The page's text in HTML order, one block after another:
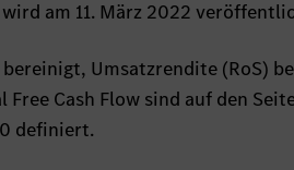
am 11. März 2022
bereinigt, Umsatzrendite (RoS)
Cash Flow sind auf den
definiert.